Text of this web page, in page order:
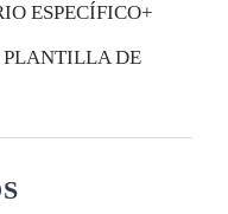
ESPECÍFICO+
DE